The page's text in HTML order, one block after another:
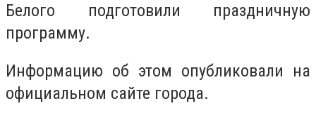
Белого подготовили праздничную
программу.
Информацию об этом опубликовали на
официальном сайте города.